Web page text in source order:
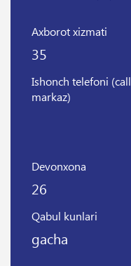
Axborot xizmati
35
Ishonch telefoni (call
markaz)
Devonxona
26
Qabul kunlari
gacha